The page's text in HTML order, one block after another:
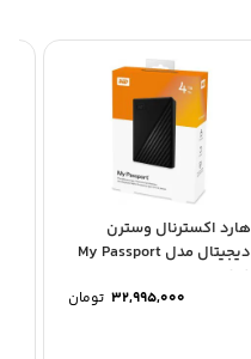
هارد اکسترنال وسترن
دیجیتال مدل My Passport
ظرفیت 4 ترابایت
32,995,000 تومان